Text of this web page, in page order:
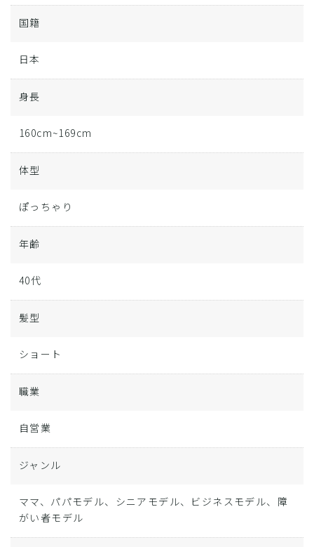
国籍
日本
身長
160cm~169cm
体型
ぽっちゃり
年齢
40代
髪型
ショート
職業
自営業
ジャンル
ママ、パパモデル、シニアモデル、ビジネスモデル、障
がい者モデル